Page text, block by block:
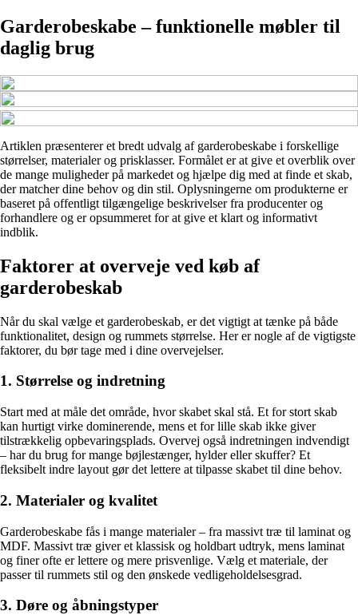
Garderobeskabe – funktionelle møbler til
daglig brug
Artiklen præsenterer et bredt udvalg af garderobeskabe i forskellige
størrelser, materialer og prisklasser. Formålet er at give et overblik over
de mange muligheder på markedet og hjælpe dig med at finde et skab,
der matcher dine behov og din stil. Oplysningerne om produkterne er
baseret på offentligt tilgængelige beskrivelser fra producenter og
forhandlere og er opsummeret for at give et klart og informativt
indblik.
Faktorer at overveje ved køb af
garderobeskab
Når du skal vælge et garderobeskab, er det vigtigt at tænke på både
funktionalitet, design og rummets størrelse. Her er nogle af de vigtigste
faktorer, du bør tage med i dine overvejelser.
1. Størrelse og indretning
Start med at måle det område, hvor skabet skal stå. Et for stort skab
kan hurtigt virke dominerende, mens et for lille skab ikke giver
tilstrækkelig opbevaringsplads. Overvej også indretningen indvendigt
– har du brug for mange bøjlestænger, hylder eller skuffer? Et
fleksibelt indre layout gør det lettere at tilpasse skabet til dine behov.
2. Materialer og kvalitet
Garderobeskabe fås i mange materialer – fra massivt træ til laminat og
MDF. Massivt træ giver et klassisk og holdbart udtryk, mens laminat
og finer ofte er lettere og mere prisvenlige. Vælg et materiale, der
passer til rummets stil og den ønskede vedligeholdelsesgrad.
3. Døre og åbningstyper